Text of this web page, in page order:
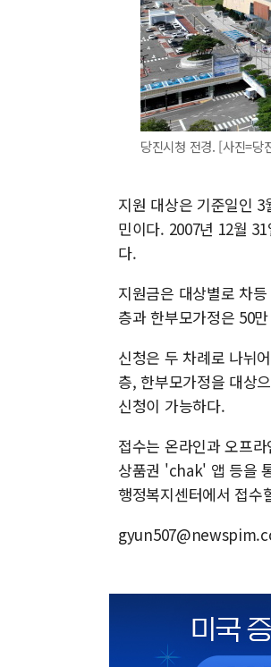
당진시청 전경. [사진=당
지원 대상은 기준일인
민이다. 2007년 12월
다.
지원금은 대상별로 차
층과 한부모가정은 50
신청은 두 차례로 나뉘
층, 한부모가정을 대상
신청이 가능하다.
접수는 온라인과 오프
상품권 'chak' 앱 등을
행정복지센터에서 접수